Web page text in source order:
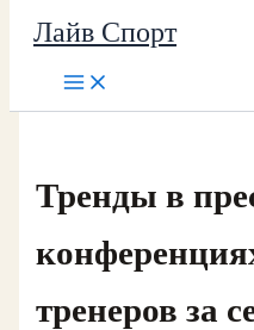
Лайв Спорт
Тренды в
тренеров за